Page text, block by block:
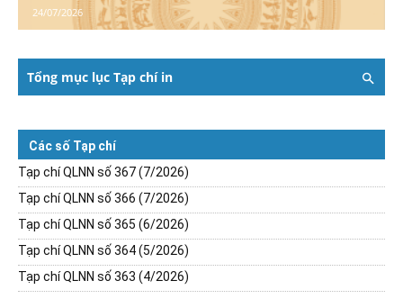
24/07/2026
Tổng mục lục Tạp chí in
Các số Tạp chí
Tạp chí QLNN số 367 (7/2026)
Tạp chí QLNN số 366 (7/2026)
Tạp chí QLNN số 365 (6/2026)
Tạp chí QLNN số 364 (5/2026)
Tạp chí QLNN số 363 (4/2026)